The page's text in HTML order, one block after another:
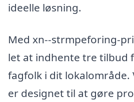
ideelle løsning.
Med xn--strmpeforing-
let at indhente tre tilbud
fagfolk i dit lokalområde.
er designet til at gøre